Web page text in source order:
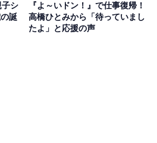
子シ
誕
『よ～いドン！』で仕事復帰！
高橋ひとみから「待っていまし
たよ」と応援の声